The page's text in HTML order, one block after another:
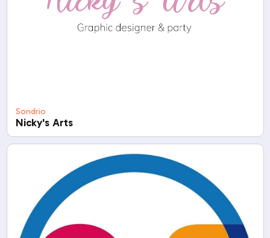
Sondrio
Nicky's Arts